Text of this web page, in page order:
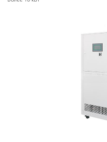
трех-фазных смесей
Малые декантеры